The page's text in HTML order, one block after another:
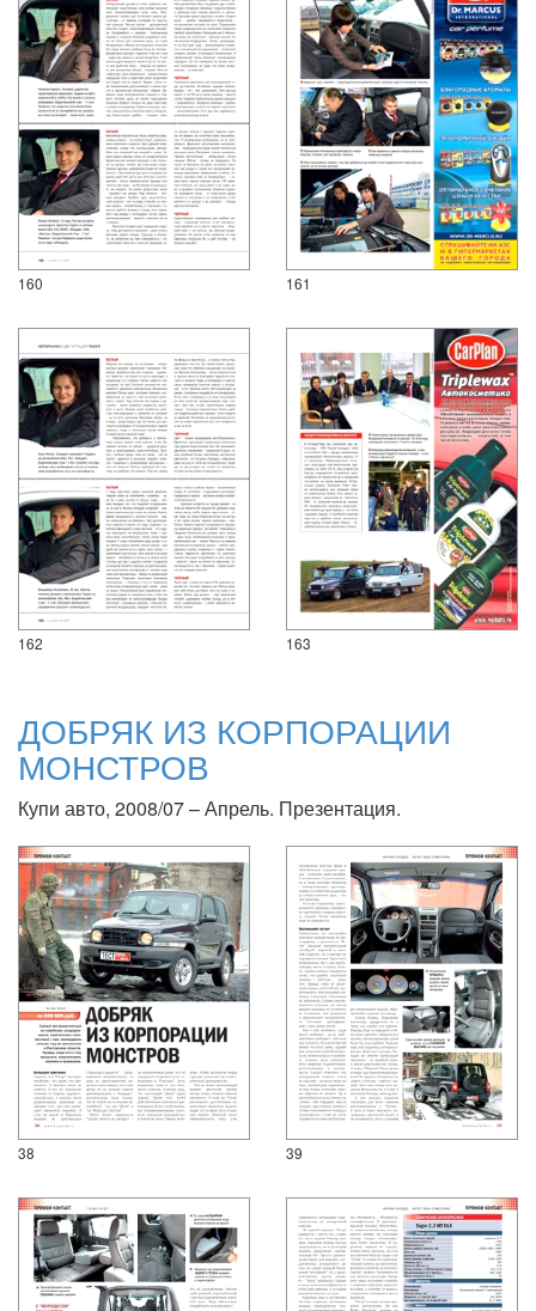
160 161
162 163
ДОБРЯК ИЗ КОРПОРАЦИИ
МОНСТРОВ
Купи авто, 2008/07 – Апрель. Презентация.
38 39